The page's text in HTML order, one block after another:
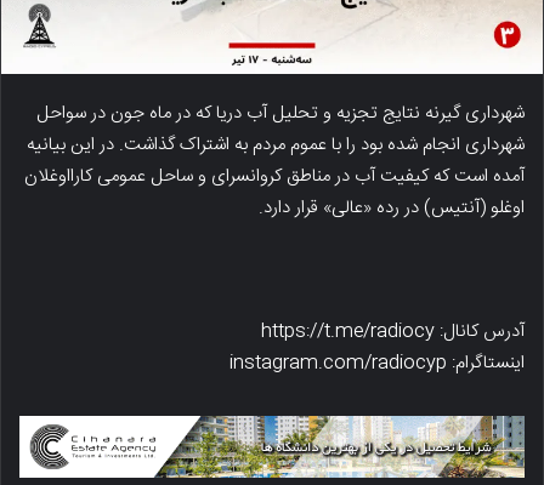
شهرداری گیرنه نتایج تجزیه و تحلیل آب دریا که در ماه جون در سواحل
شهرداری انجام شده بود را با عموم مردم به اشتراک گذاشت. در این بیانیه
آمده است که کیفیت آب در مناطق کروانسرای و ساحل عمومی کارااوغلان
اوغلو (آنتیس) در رده «عالی» قرار دارد.
آدرس کانال: https://t.me/radiocy
اینستاگرام: instagram.com/radiocyp